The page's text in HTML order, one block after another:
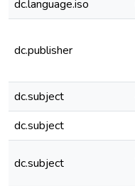
dc.language.iso
dc.publisher
dc.subject
dc.subject
dc.subject